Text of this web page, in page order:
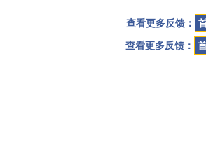
查看更多反馈：
查看更多反馈：